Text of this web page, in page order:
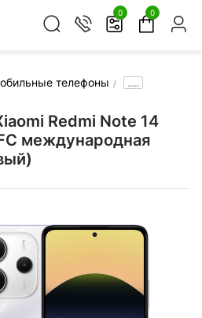
0 0
телефоны .....
Redmi Note 14
международная